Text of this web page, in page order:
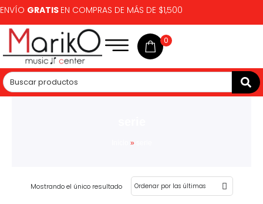
ENVÍO GRATIS EN COMPRAS DE MÁS DE $1,500
0
»
Mostrando el único resultado